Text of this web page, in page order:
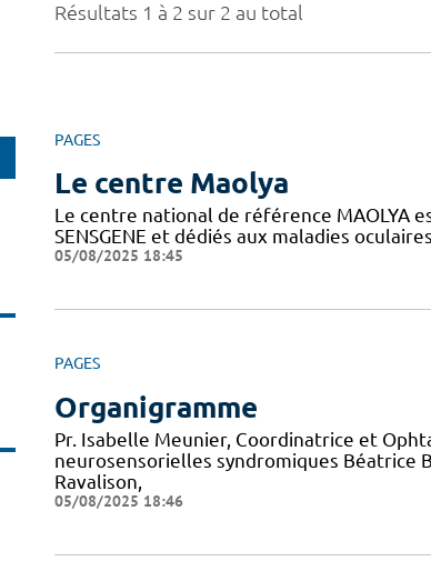
Résultats 1 à 2 sur 2 au total
PAGES
Le centre Maolya
Le centre national de référence MAOLYA
SENSGENE et dédiés aux maladies
05/08/2025 18:45
PAGES
Organigramme
Pr. Isabelle Meunier, Coordinatrice et
neurosensorielles syndromiques Béatrice
Ravalison,
05/08/2025 18:46